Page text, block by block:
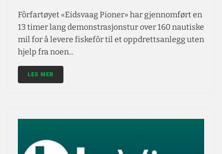
Fôrfartøyet «Eidsvaag Pioner» har gjennomført en
13 timer lang demonstrasjonstur over 160 nautiske
mil for å levere fiskefôr til et oppdrettsanlegg uten
hjelp fra noen...
LES MER